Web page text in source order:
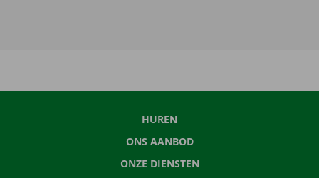
HUREN
ONS AANBOD
ONZE DIENSTEN